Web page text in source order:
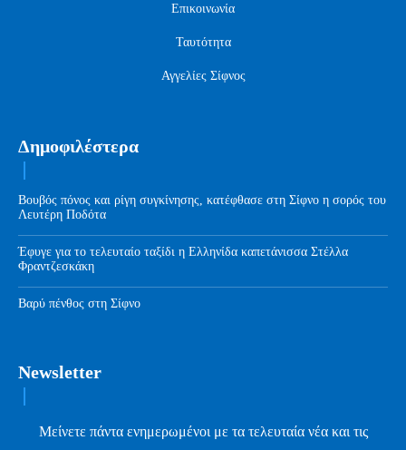
Επικοινωνία
Ταυτότητα
Αγγελίες Σίφνος
Δημοφιλέστερα
Βουβός πόνος και ρίγη συγκίνησης, κατέφθασε στη Σίφνο η σορός του
Λευτέρη Ποδότα
Έφυγε για το τελευταίο ταξίδι η Ελληνίδα καπετάνισσα Στέλλα
Φραντζεσκάκη
Βαρύ πένθος στη Σίφνο
Newsletter
Μείνετε πάντα ενημερωμένοι με τα τελευταία νέα και τις